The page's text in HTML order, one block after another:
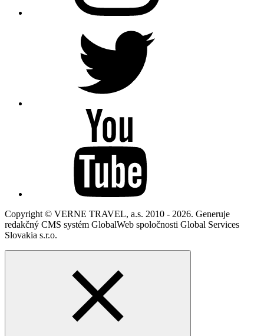
Copyright © VERNE TRAVEL, a.s. 2010 - 2026. Generuje
redakčný CMS systém GlobalWeb spoločnosti Global Services
Slovakia s.r.o.